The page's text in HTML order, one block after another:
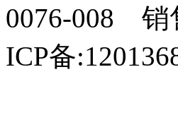
0076-008 销
ICP备